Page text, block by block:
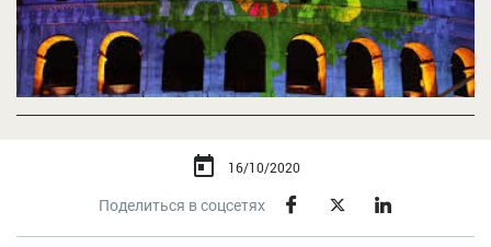
16/10/2020
Поделиться в соцсетях